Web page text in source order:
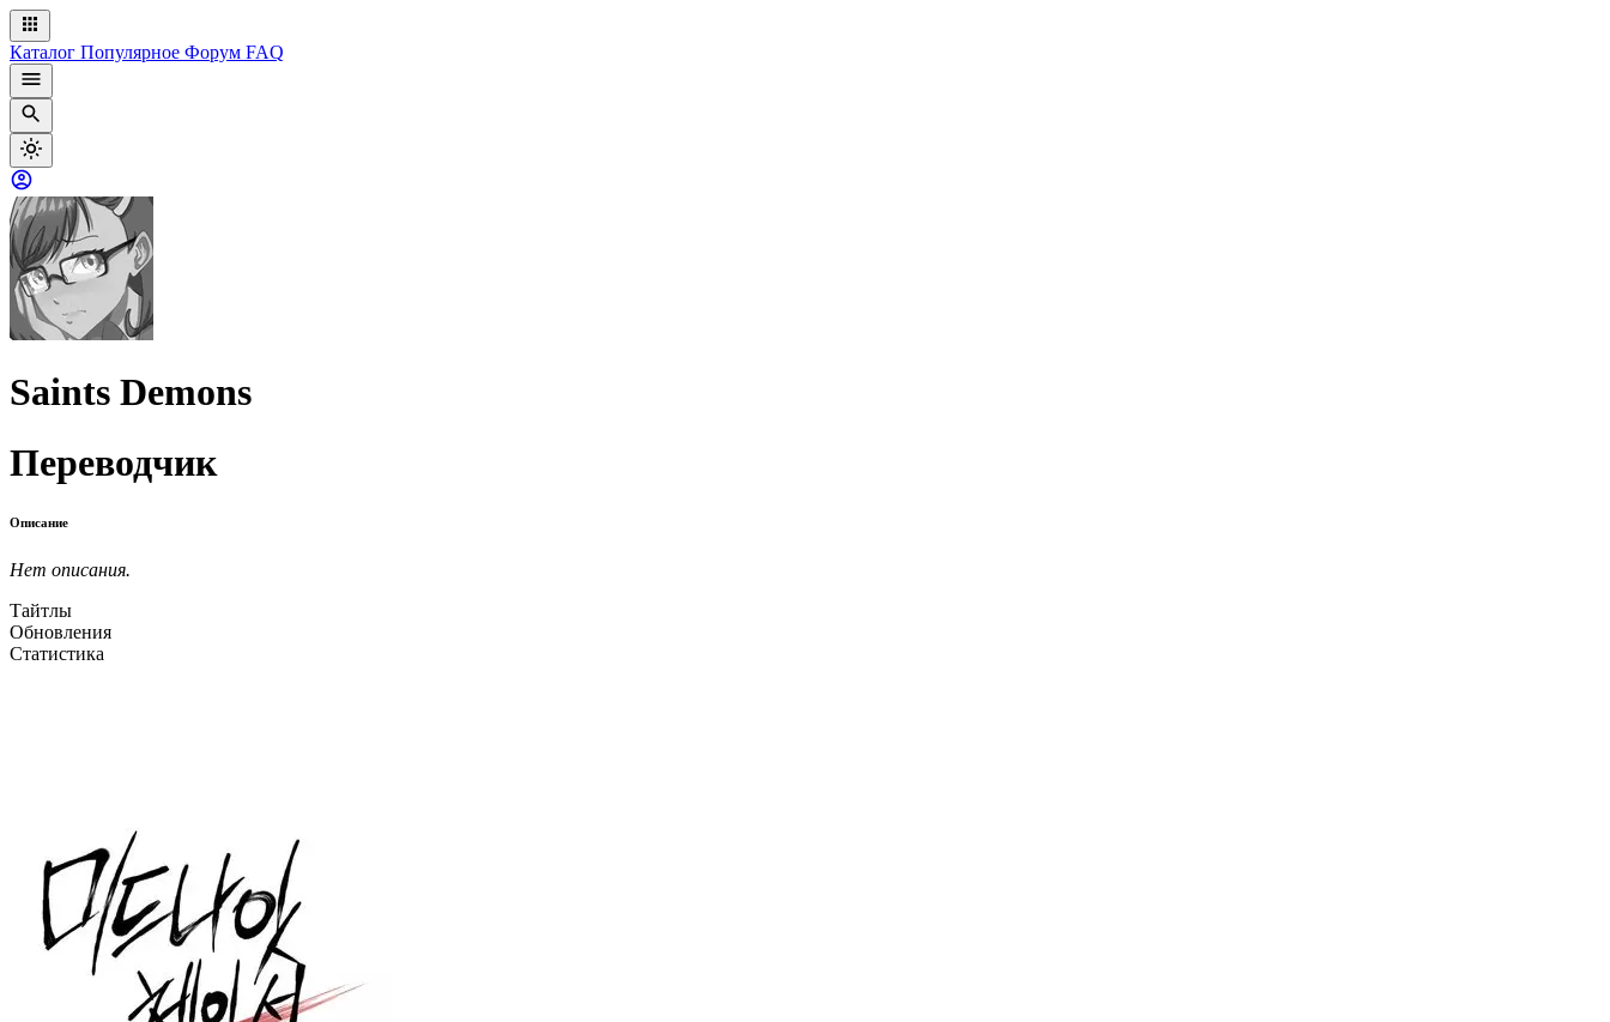
Каталог Популярное Форум FAQ
Saints Demons
Переводчик
Описание
Нет описания.
Тайтлы
Обновления
Статистика